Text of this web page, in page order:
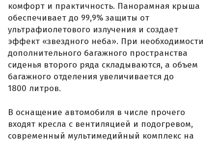
комфорт и практичность. Панорамная крыша
обеспечивает до 99,9% защиты от
ультрафиолетового излучения и создает
эффект «звездного неба». При необходимости
дополнительного багажного пространства
сиденья второго ряда складываются, а объем
багажного отделения увеличивается до
1800 литров.
В оснащение автомобиля в числе прочего
входят кресла с вентиляцией и подогревом,
современный мультимедийный комплекс на